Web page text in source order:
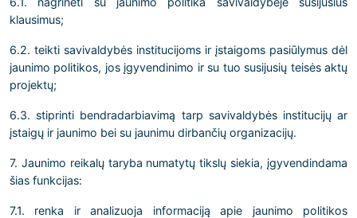
klausimus;
6.2. teikti savivaldybės institucijoms ir įstaigoms pasiūlymus dėl
jaunimo politikos, jos įgyvendinimo ir su tuo susijusių teisės aktų
projektų;
6.3. stiprinti bendradarbiavimą tarp savivaldybės institucijų ar
įstaigų ir jaunimo bei su jaunimu dirbančių organizacijų.
7. Jaunimo reikalų taryba numatytų tikslų siekia, įgyvendindama
šias funkcijas:
7.1. renka ir analizuoja informaciją apie jaunimo politikos